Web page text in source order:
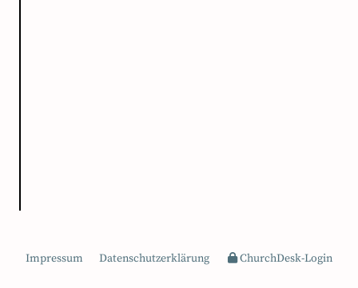
Impressum Datenschutzerklärung ChurchDesk-Login